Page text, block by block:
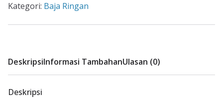
Kategori: Baja Ringan
DeskripsiInformasi TambahanUlasan (0)
Deskripsi